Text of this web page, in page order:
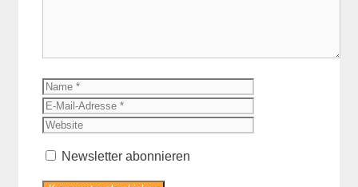
Name
Newsletter abonnieren